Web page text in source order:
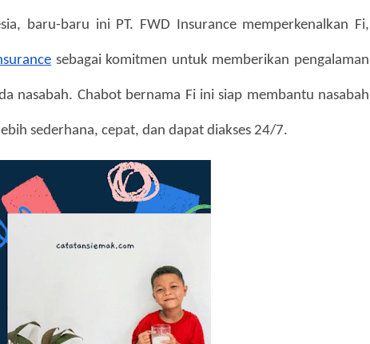
baru-baru ini PT. FWD Insurance memperkenalkan Fi,
sebagai komitmen untuk memberikan pengalaman
nasabah. Chabot bernama Fi ini siap membantu nasabah
sederhana, cepat, dan dapat diakses 24/7.